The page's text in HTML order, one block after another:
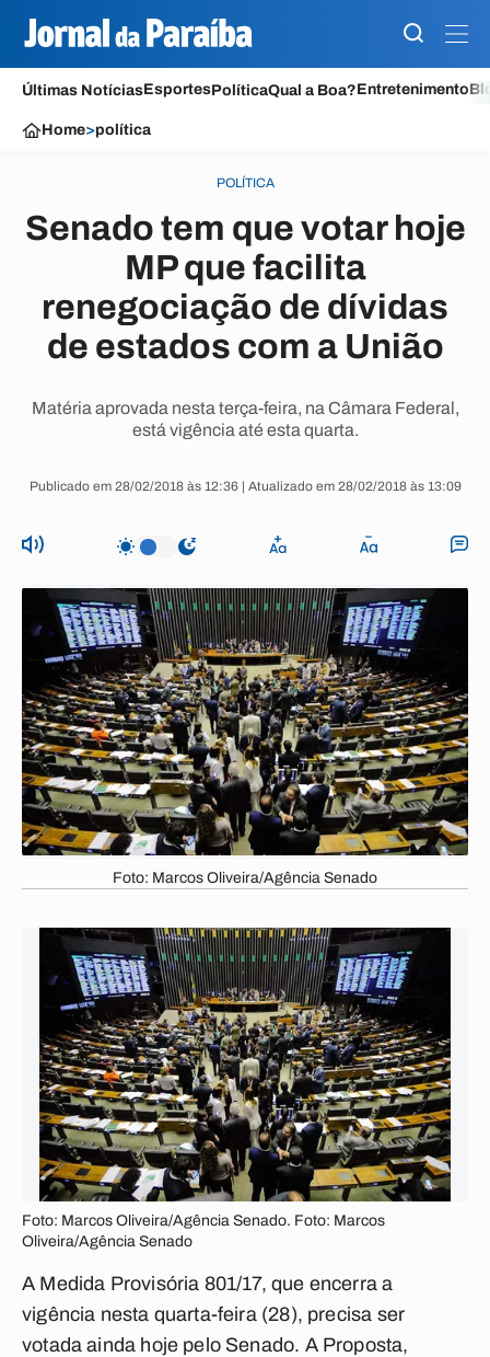
Últimas NotíciasEsportesPolíticaQual a Boa?Entretenimento
Home>política
POLÍTICA
Senado tem que votar hoje
MP que facilita
renegociação de dívidas
de estados com a União
Matéria aprovada nesta terça-feira, na Câmara Federal,
está vigência até esta quarta.
Publicado em 28/02/2018 às 12:36 | Atualizado em 28/02/2018 às 13:09
Foto: Marcos Oliveira/Agência Senado
Foto: Marcos Oliveira/Agência Senado. Foto: Marcos
Oliveira/Agência Senado
A Medida Provisória 801/17, que encerra a
vigência nesta quarta-feira (28), precisa ser
votada ainda hoje pelo Senado. A Proposta,